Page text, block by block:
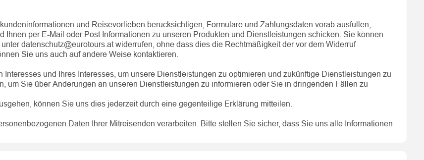
und Reisevorlieben berücksichtigen, Formulare und Zahlungsdaten vorab ausfüllen,
per E-Mail oder Post Informationen zu unseren Produkten und Dienstleistungen schicken. Sie können
datenschutz@eurotours.at widerrufen, ohne dass dies die Rechtmäßigkeit der vor dem Widerruf
Sie uns auch auf andere Weise kontaktieren.
und Ihres Interesses, um unsere Dienstleistungen zu optimieren und zukünftige Dienstleistungen zu
um Sie über Änderungen an unseren Dienstleistungen zu informieren oder Sie in dringenden Fällen zu
können Sie uns dies jederzeit durch eine gegenteilige Erklärung mitteilen.
Daten Ihrer Mitreisenden verarbeiten. Bitte stellen Sie sicher, dass Sie uns alle Informationen